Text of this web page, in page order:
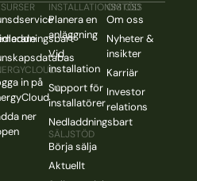
in på
ner
INSTALLATIONSSTÖD
Planera en
anläggning
Vid
installation
Support för
installatörer
Nedladdningsbart
SÄLJSTÖD
Börja sälja
Aktuellt
OM OSS
Om oss
Nyheter &
insikter
Karriär
Investor
relations